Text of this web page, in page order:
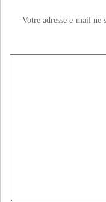
Votre adresse e-mail ne